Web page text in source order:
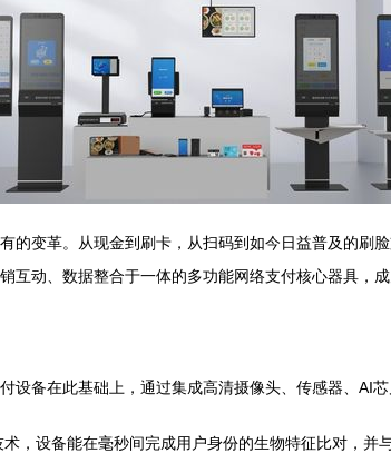
的变革。从现金到刷卡，从扫码到如今日益普及的刷
动、数据整合于一体的多功能网络支付核心器具，
备在此基础上，通过集成高清摄像头、传感器、AI
，设备能在毫秒间完成用户身份的生物特征比对，并